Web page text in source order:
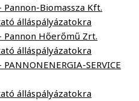
Biomassza Kft.
álláspályázatokra
Hőerőmű Zrt.
álláspályázatokra
SERVICE
álláspályázatokra